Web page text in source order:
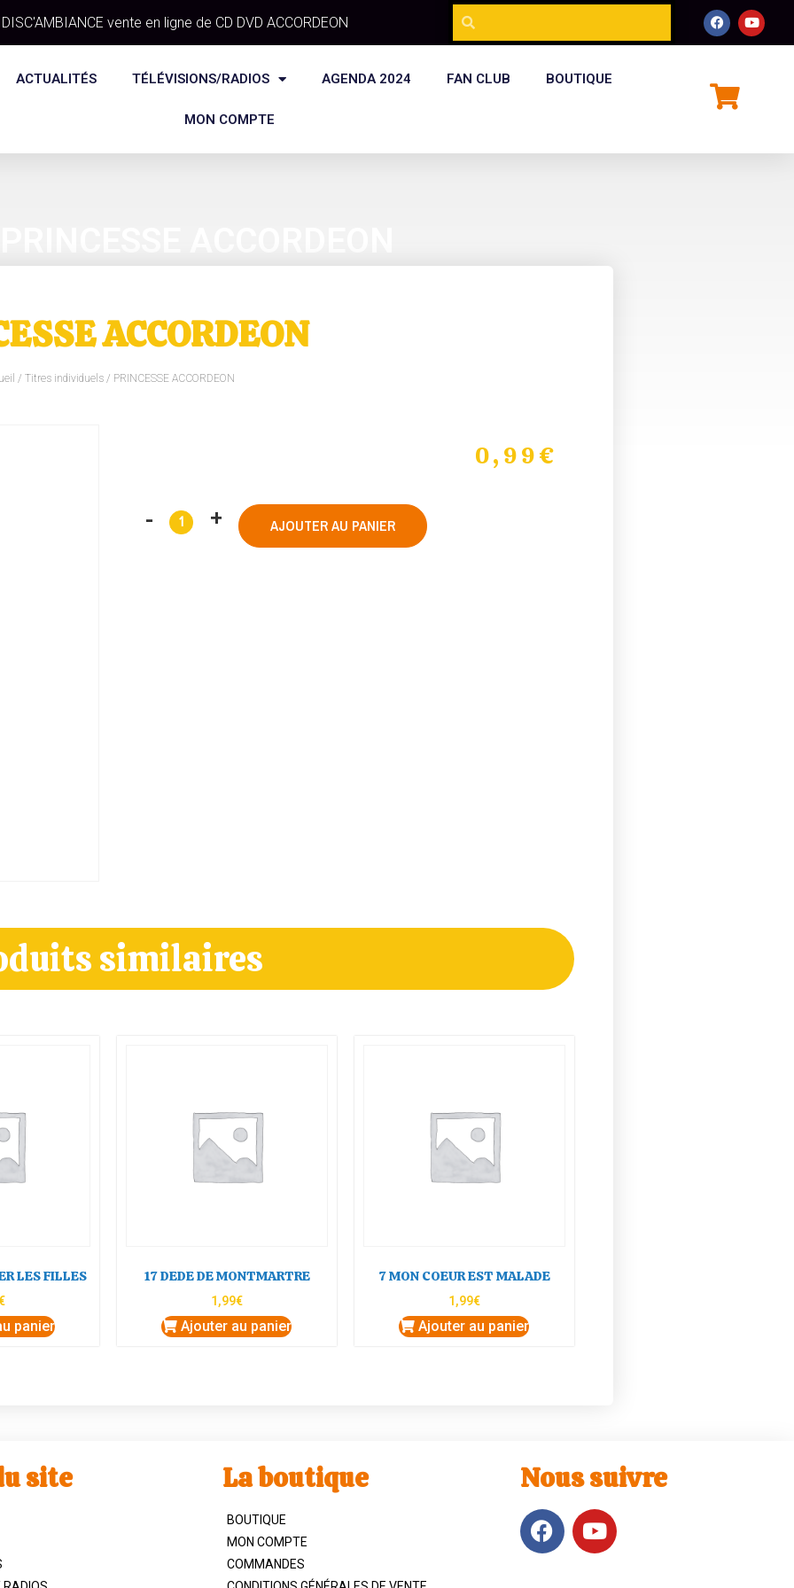
DISC'AMBIANCE vente en ligne de CD DVD ACCORDEON
ACTUALITÉS TÉLÉVISIONS/RADIOS AGENDA 2024 FAN CLUB BOUTIQUE
MON COMPTE
ACCORDEON
/ Titres individuels / PRINCESSE ACCORDEON
0,99€
AJOUTER AU PANIER
similaires
LES FILLES
panier
17 DEDE DE MONTMARTRE
1,99€
Ajouter au panier
7 MON COEUR EST MALADE
1,99€
Ajouter au panier
site La boutique
BOUTIQUE
MON COMPTE
COMMANDES
Nous suivre